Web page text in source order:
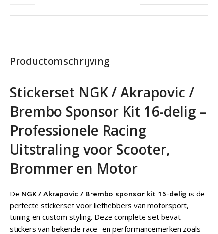
Productomschrijving
Stickerset NGK / Akrapovic /
Brembo Sponsor Kit 16-delig –
Professionele Racing
Uitstraling voor Scooter,
Brommer en Motor
De NGK / Akrapovic / Brembo sponsor kit 16-delig is de
perfecte stickerset voor liefhebbers van motorsport,
tuning en custom styling. Deze complete set bevat
stickers van bekende race- en performancemerken zoals